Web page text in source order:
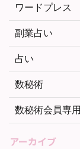
ワードプレス
副業占い
占い
数秘術
数秘術会員専用
アーカイブ